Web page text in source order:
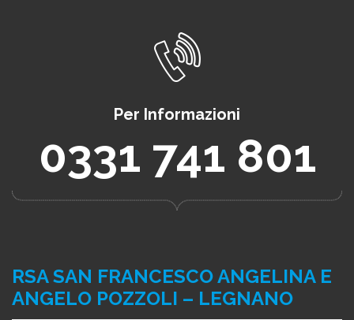
Per Informazioni
0331 741 801
RSA SAN FRANCESCO ANGELINA E
ANGELO POZZOLI – LEGNANO